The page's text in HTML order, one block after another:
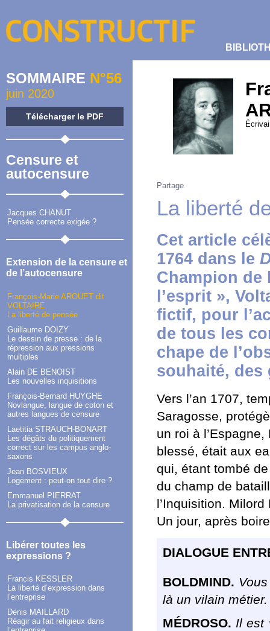
SOMMAIRE N°56
juin 2020
Télécharger le PDF
Censure et
autocensure
Jacques CHANUT
Pensée correcte exigée ?
Extension de la censure et
de l’autocensure
François-Marie AROUET dit
VOLTAIRE
La liberté de pensée
Guillaume DOIZY
Le dessin de presse : de la
répression aux pressions
multiples
Alain DE BENOIST
Les nouvelles inquisitions
François-Bernard HUYGHE
Novlangue, langue de coton et
autres langues de censure
Laetitia STRAUCH-BONART
Les dégâts du politiquement
correct sur les campus anglo-
saxons
Jean BOSVIEUX
Logement : peut-on tout dire ?
Emmanuel PIERRAT
La privatisation de la censure
Libérer toutes les
expressions ?
Francis KESSLER
La liberté d’expression dans
l’entreprise
Denis MAILLARD
Réagir au fait religieux dans
Partage
La liberté
Cet article
1764 dans le
Champion de
l’esprit »,
fictif, pour
de tous les
chape de
souhaité, des
Vers l’an 1707,
Saragosse,
un roi à
blessé, était aux
qui, étant tombé
du champ de
l’Inquisition.
Un jour, après
DIALOGUE
BOLDMIND.
là un vilain métier.
MÉDROSO. Il est